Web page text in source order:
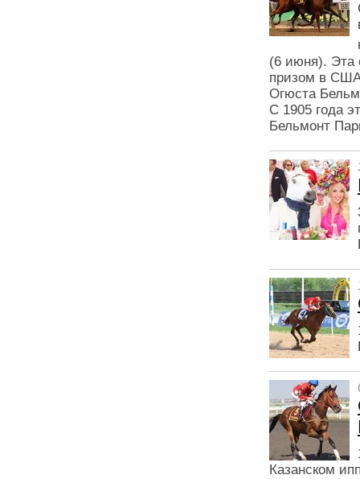
(6 июня). Эта
призом в США
Огюста
С 1905 года
Бельмонт
Казанском